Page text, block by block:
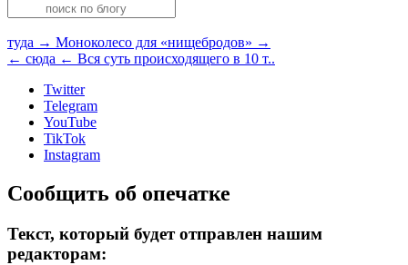
туда → Моноколесо для «нищебродов» →
← сюда ← Вся суть происходящего в 10 т..
Twitter
Telegram
YouTube
TikTok
Instagram
Сообщить об опечатке
Текст, который будет отправлен нашим
редакторам: